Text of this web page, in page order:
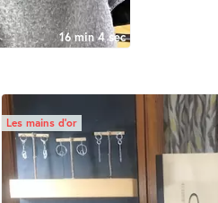
16 min 4 sec
Les mains d’or